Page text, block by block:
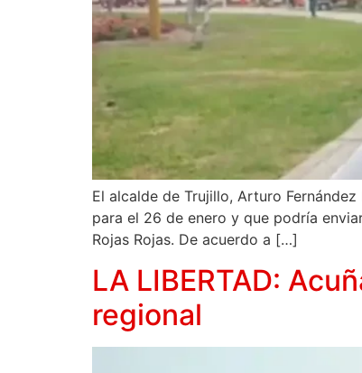
El alcalde de Trujillo, Arturo
para el 26 de enero y que podría
Rojas Rojas. De acuerdo a […]
LA LIBERTAD:
regional